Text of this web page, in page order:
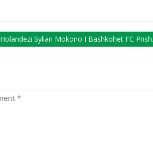
Holandezi Sylian Mokono I Bashkohet FC Prishtinës